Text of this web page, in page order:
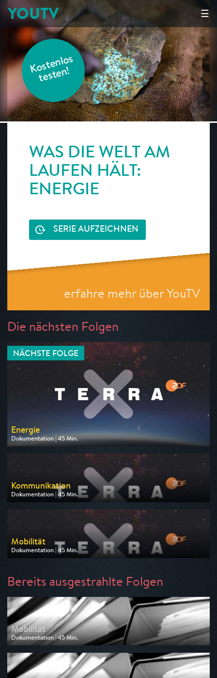
☰
YOUTV
K
o
s
t
e
nl
o
s
t
e
s
t
e
n!
WAS DIE WELT AM
LAUFEN HÄLT:
ENERGIE
SERIE AUFZEICHNEN
erfahre mehr über YouTV
Die nächsten Folgen
NÄCHSTE FOLGE
Energie
Dokumentation | 45 Min.
Ausgestrahlt von ZDF neo
am 09.08.2026, 13:55
Kommunikation
Dokumentation | 45 Min.
Ausgestrahlt von ZDF neo
am 09.08.2026, 14:40
Mobilität
Dokumentation | 45 Min.
Ausgestrahlt von ZDF neo
Bereits ausgestrahlte Folgen
Mobilität
Dokumentation | 45 Min.
Ausgestrahlt von ZDF neo
am 09.05.2026, 15:35